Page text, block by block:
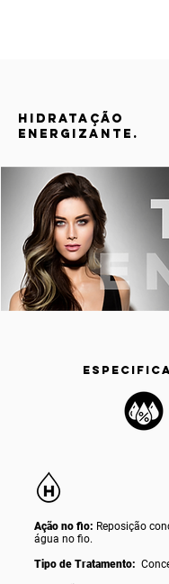
HIDRATAÇÃO
ENERGIZANTE.
Ação no fio: Reposição
água no fio.
Tipo de Tratamento: